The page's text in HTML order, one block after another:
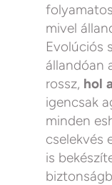
mivel
Evolúciós
állandóan
rossz, hol
igencsak
minden
cselekvés
is